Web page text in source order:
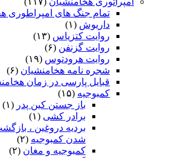
تمام جنگ های امپراطوری
داریوش (۱)
روایت کتزیاس (۱۳)
روایت گزنفن (۶)
روایت هرودتوس (۱۹)
شجره نامه هخامنشیان (۶)
قبایل پارسی در زمان
کمبوجیه (۱۵)
باز جستن کین پدر (۱)
برادر کشی (۱)
بردیه دروغین ،
شدن کمبوجیه (۲)
کمبوجیه و مغان (۲)